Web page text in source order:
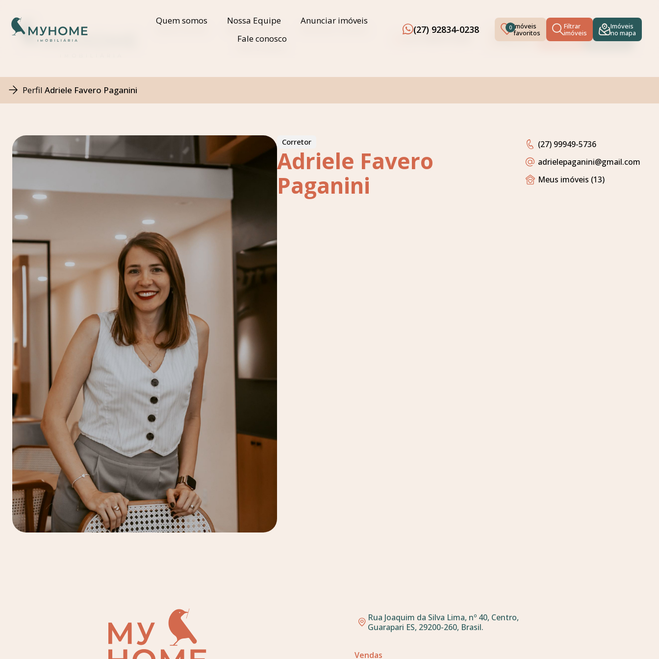
Nossa Equipe Imóveis
favoritos
Filtrar
imóveis
Imóveis
no mapa
Quem somos Nossa Equipe
Anunciar imóveis
Fale conosco
(27) 92834-0238 Imóveis
favoritos
0 Filtrar
imóveis
Imóveis
no mapa
Perfil Adriele Favero Paganini
Corretor
Adriele Favero
Paganini
(27) 99949-5736
adrielepaganini@gmail.com
Meus imóveis (13)
Rua Joaquim da Silva Lima, nº 40, Centro,
Guarapari ES, 29200-260, Brasil.
Vendas